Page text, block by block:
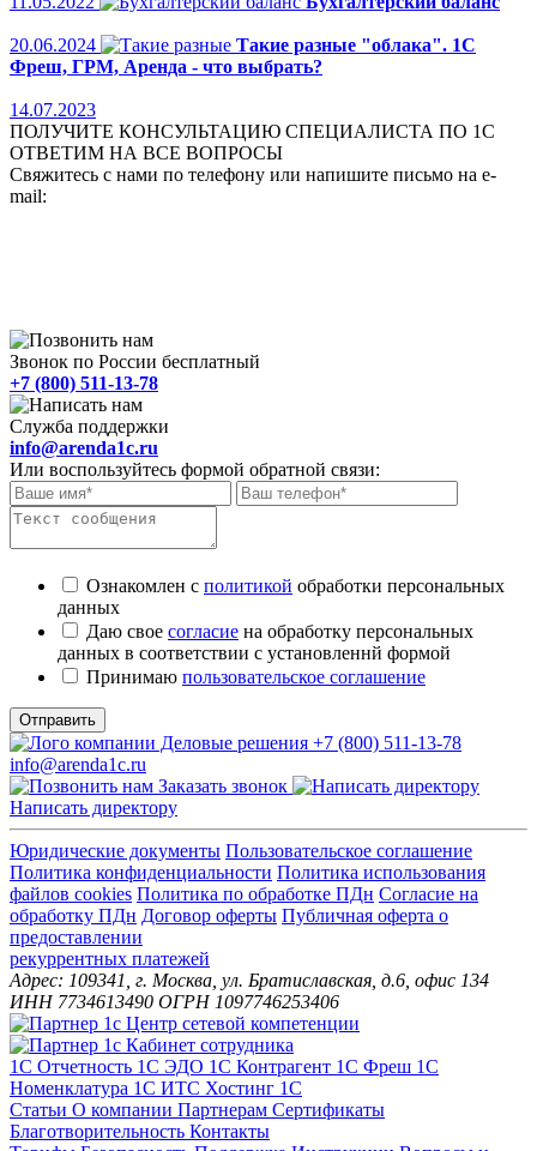
20.06.2024
Такие разные "облака". 1С
Фреш, ГРМ, Аренда - что выбрать?
14.07.2023
ПОЛУЧИТЕ КОНСУЛЬТАЦИЮ СПЕЦИАЛИСТА ПО 1С
ОТВЕТИМ НА ВСЕ ВОПРОСЫ
Свяжитесь с нами по телефону или напишите письмо на e-
mail:
Звонок по России бесплатный
+7 (800) 511-13-78
Служба поддержки
info@arenda1c.ru
Или воспользуйтесь формой обратной связи:
Ознакомлен с политикой обработки персональных
данных
Даю свое согласие на обработку персональных
данных в соответствии с установленнй формой
Принимаю пользовательское соглашение
Отправить
+7 (800) 511-13-78
info@arenda1c.ru
Заказать звонок
Написать директору
Юридические документы Пользовательское соглашение
Политика конфиденциальности Политика использования
файлов cookies Политика по обработке ПДн Cогласие на
обработку ПДн Договор оферты Публичная оферта о
предоставлении
рекуррентных платежей
Адрес: 109341, г. Москва, ул. Братиславская, д.6, офис 134
ИНН 7734613490 ОГРН 1097746253406
1С Отчетность 1С ЭДО 1С Контрагент 1С Фреш 1С
Номенклатура 1С ИТС Хостинг 1С
Статьи О компании Партнерам Сертификаты
Благотворительность Контакты